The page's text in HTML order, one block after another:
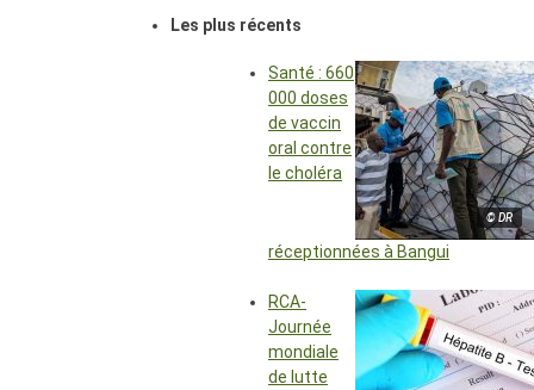
Les plus récents
© DR
Santé : 660
000 doses
de vaccin
oral contre
le choléra
réceptionnées à Bangui
RCA-
Journée
mondiale
de lutte